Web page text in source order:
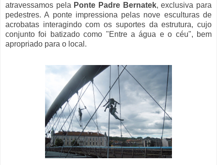
atravessamos pela Ponte Padre Bernatek, exclusiva para
pedestres. A ponte impressiona pelas nove esculturas de
acrobatas interagindo com os suportes da estrutura, cujo
conjunto foi batizado como "Entre a água e o céu", bem
apropriado para o local.